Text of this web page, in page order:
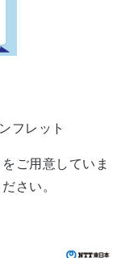
フレット
ご用意していま
さい。